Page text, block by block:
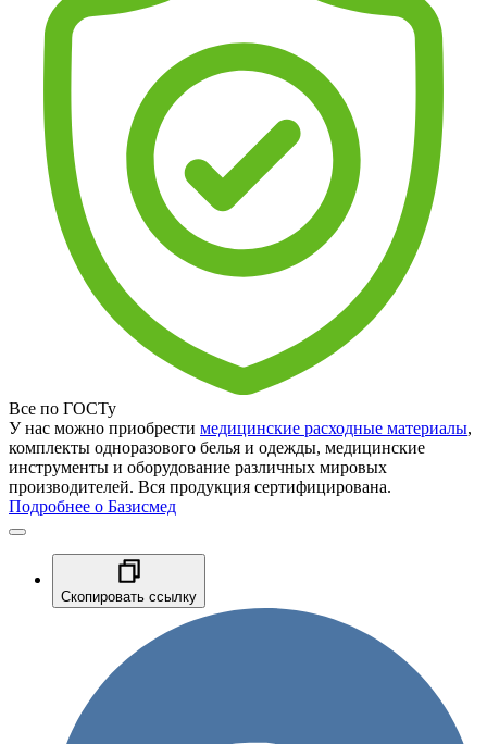
Все по ГОСТу
У нас можно приобрести медицинские расходные материалы,
комплекты одноразового белья и одежды, медицинские
инструменты и оборудование различных мировых
производителей. Вся продукция сертифицирована.
Подробнее о Базисмед
Скопировать ссылку